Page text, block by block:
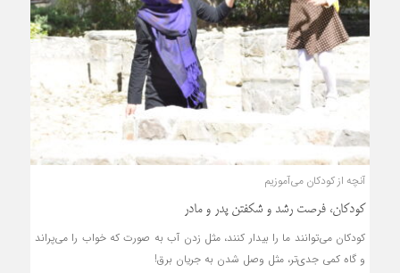
آنچه از کودکان می‌آموزیم
کودکان، فرصت رشد و شکفتن پدر و مادر
کودکان می‌توانند ما را بیدار کنند، مثل زدن آب به صورت که خواب را می‌پراند
و گاه کمی جدی‌تر، مثل وصل شدن به جریان برق!